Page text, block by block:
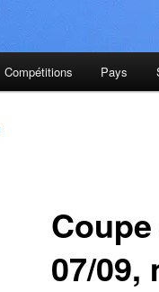
Compétitions Pays
07/09,